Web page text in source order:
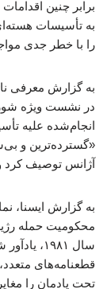
برابر چنین
به تأسیسات
را با خطر جدی
به گزارش معرفی
در نشست ویژه
انجام‌شده علیه
«گسترده‌ترین و
آژانس توصیف کرد
به گزارش ایسنا،
محکومیت حمله
سال
قطعنامه‌های
تحت پادمان را